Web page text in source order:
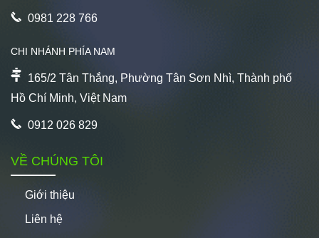
0981 228 766
CHI NHÁNH PHÍA NAM
165/2 Tân Thắng, Phường Tân Sơn Nhì, Thành phố
Hồ Chí Minh, Việt Nam
0912 026 829
VỀ CHÚNG TÔI
Giới thiệu
Liên hệ